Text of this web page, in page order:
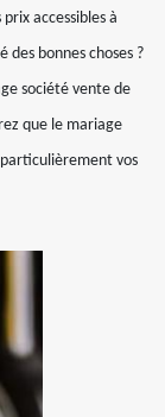
accessibles à
des bonnes choses ?
société vente de
que le mariage
vos